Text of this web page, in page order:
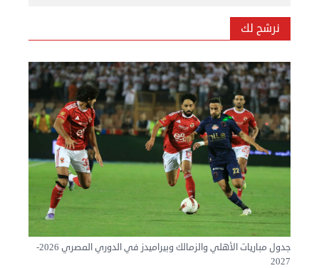
نرشح لك
جدول مباريات الأهلي والزمالك وبيراميدز في الدوري المصري 2026-
2027